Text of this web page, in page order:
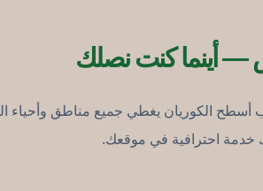
— أينما كنت نصلك
الكوريان يغطي جميع مناطق وأحياء
خدمة احترافية في موقعك.